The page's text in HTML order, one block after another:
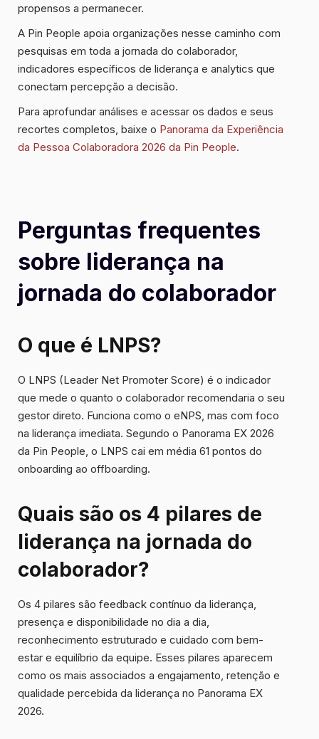
propensos a permanecer.
A Pin People apoia organizações nesse caminho com
pesquisas em toda a jornada do colaborador,
indicadores específicos de liderança e analytics que
conectam percepção a decisão.
Para aprofundar análises e acessar os dados e seus
recortes completos, baixe o Panorama da Experiência
da Pessoa Colaboradora 2026 da Pin People.
Perguntas frequentes
sobre liderança na
jornada do colaborador
O que é LNPS?
O LNPS (Leader Net Promoter Score) é o indicador
que mede o quanto o colaborador recomendaria o seu
gestor direto. Funciona como o eNPS, mas com foco
na liderança imediata. Segundo o Panorama EX 2026
da Pin People, o LNPS cai em média 61 pontos do
onboarding ao offboarding.
Quais são os 4 pilares de
liderança na jornada do
colaborador?
Os 4 pilares são feedback contínuo da liderança,
presença e disponibilidade no dia a dia,
reconhecimento estruturado e cuidado com bem-
estar e equilíbrio da equipe. Esses pilares aparecem
como os mais associados a engajamento, retenção e
qualidade percebida da liderança no Panorama EX
2026.